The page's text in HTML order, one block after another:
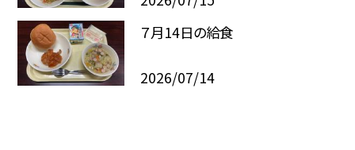
７月14日の給食
2026/07/14